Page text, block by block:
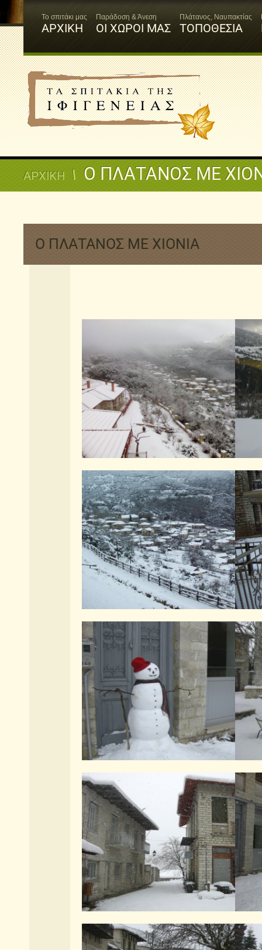
Το σπιτάκι μας
ΑΡΧΙΚΗ
Παράδοση & Άνεση
ΟΙ ΧΩΡΟΙ ΜΑΣ
Πλάτανος, Ναυπακτίας
ΤΟΠΟΘΕΣΙΑ
ΑΡΧΙΚΗ Ο ΠΛΑΤΑΝΟΣ ΜΕ
Ο ΠΛΑΤΑΝΟΣ ΜΕ ΧΙΟΝΙΑ